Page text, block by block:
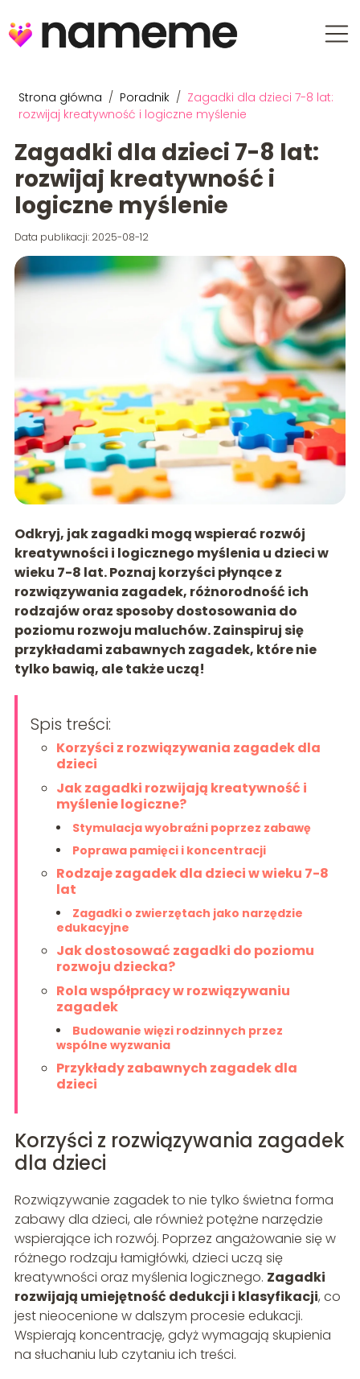
Strona główna / Poradnik / Zagadki dla dzieci 7-8 lat:
rozwijaj kreatywność i logiczne myślenie
Zagadki dla dzieci 7-8 lat:
rozwijaj kreatywność i
logiczne myślenie
Data publikacji: 2025-08-12
Odkryj, jak zagadki mogą wspierać rozwój
kreatywności i logicznego myślenia u dzieci w
wieku 7-8 lat. Poznaj korzyści płynące z
rozwiązywania zagadek, różnorodność ich
rodzajów oraz sposoby dostosowania do
poziomu rozwoju maluchów. Zainspiruj się
przykładami zabawnych zagadek, które nie
tylko bawią, ale także uczą!
Spis treści:
Korzyści z rozwiązywania zagadek dla
dzieci
Jak zagadki rozwijają kreatywność i
myślenie logiczne?
Stymulacja wyobraźni poprzez zabawę
Poprawa pamięci i koncentracji
Rodzaje zagadek dla dzieci w wieku 7-8
lat
Zagadki o zwierzętach jako narzędzie
edukacyjne
Jak dostosować zagadki do poziomu
rozwoju dziecka?
Rola współpracy w rozwiązywaniu
zagadek
Budowanie więzi rodzinnych przez
wspólne wyzwania
Przykłady zabawnych zagadek dla
dzieci
Korzyści z rozwiązywania zagadek
dla dzieci
Rozwiązywanie zagadek to nie tylko świetna forma
zabawy dla dzieci, ale również potężne narzędzie
wspierające ich rozwój. Poprzez angażowanie się w
różnego rodzaju łamigłówki, dzieci uczą się
kreatywności oraz myślenia logicznego. Zagadki
rozwijają umiejętność dedukcji i klasyfikacji, co
jest nieocenione w dalszym procesie edukacji.
Wspierają koncentrację, gdyż wymagają skupienia
na słuchaniu lub czytaniu ich treści.